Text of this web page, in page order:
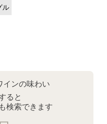
ル
インの味わい
ると
検索できます